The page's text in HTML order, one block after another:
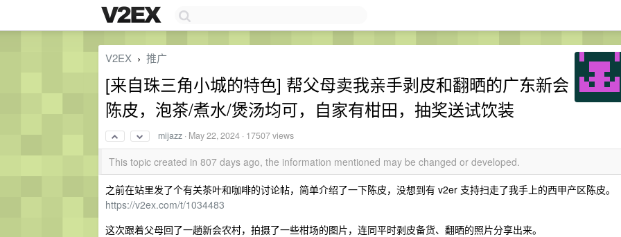
V2EX › 推广
[来自珠三角小城的特色] 帮父母卖我亲手剥皮和翻晒的广东新会
陈皮，泡茶/煮水/煲汤均可，自家有柑田，抽奖送试饮装
mijazz · May 22, 2024 · 17507 views
This topic created in 807 days ago, the information mentioned may be changed or developed.
之前在站里发了个有关茶叶和咖啡的讨论帖，简单介绍了一下陈皮，没想到有 v2er 支持扫走了我手上的西甲产区陈皮。
https://v2ex.com/t/1034483
这次跟着父母回了一趟新会农村，拍摄了一些柑场的图片，连同平时剥皮备货、翻晒的照片分享出来。